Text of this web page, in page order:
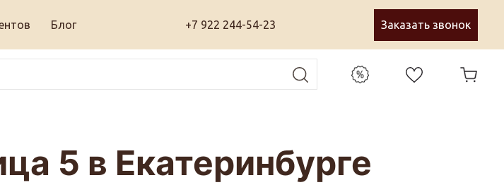
Блог +7 922 244-54-23 Заказать звонок
5 в Екатеринбурге